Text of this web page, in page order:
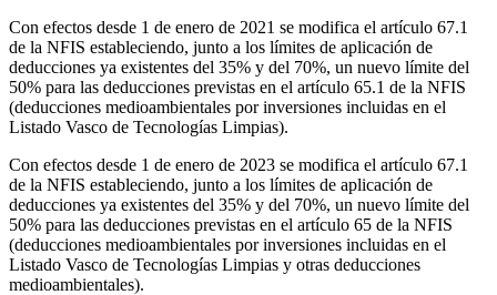
Con efectos desde 1 de enero de 2021 se modifica el artículo 67.1
de la NFIS estableciendo, junto a los límites de aplicación de
deducciones ya existentes del 35% y del 70%, un nuevo límite del
50% para las deducciones previstas en el artículo 65.1 de la NFIS
(deducciones medioambientales por inversiones incluidas en el
Listado Vasco de Tecnologías Limpias).
Con efectos desde 1 de enero de 2023 se modifica el artículo 67.1
de la NFIS estableciendo, junto a los límites de aplicación de
deducciones ya existentes del 35% y del 70%, un nuevo límite del
50% para las deducciones previstas en el artículo 65 de la NFIS
(deducciones medioambientales por inversiones incluidas en el
Listado Vasco de Tecnologías Limpias y otras deducciones
medioambientales).